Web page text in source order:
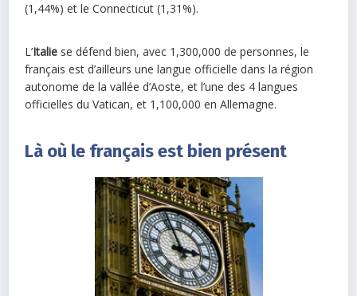
(1,44%) et le Connecticut (1,31%).
L’Italie se défend bien, avec 1,300,000 de personnes, le
français est d’ailleurs une langue officielle dans la région
autonome de la vallée d’Aoste, et l’une des 4 langues
officielles du Vatican, et 1,100,000 en Allemagne.
Là où le français est bien présent